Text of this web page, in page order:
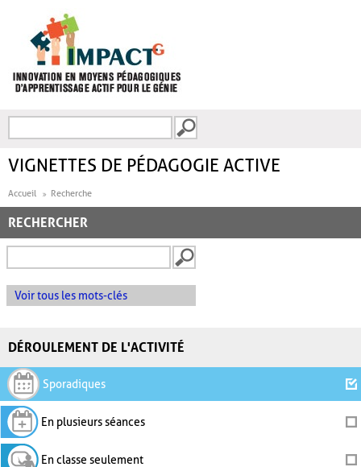
FORMULAIRE DE
VIGNETTES DE PÉDAGOGIE ACTIVE
Accueil Recherche
RECHERCHER
Voir tous les mots-clés
DÉROULEMENT DE L'ACTIVITÉ
Sporadiques
En plusieurs séances
En classe seulement